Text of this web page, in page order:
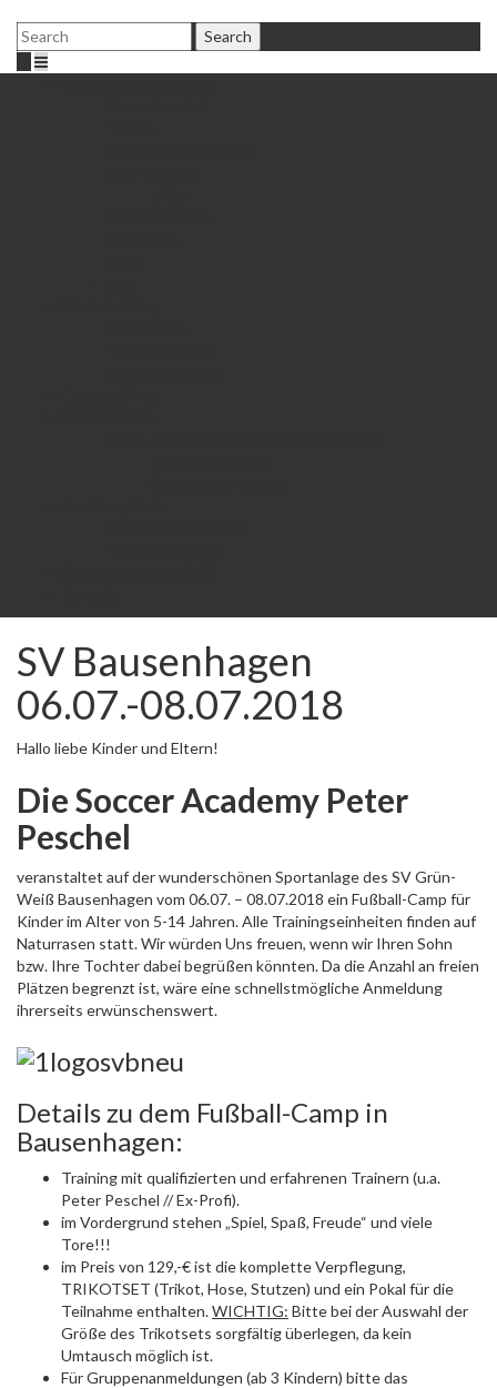
SV Bausenhagen
06.07.-08.07.2018
Hallo liebe Kinder und Eltern!
Die Soccer Academy Peter
Peschel
veranstaltet auf der wunderschönen Sportanlage des SV Grün-
Weiß Bausenhagen vom 06.07. – 08.07.2018 ein Fußball-Camp für
Kinder im Alter von 5-14 Jahren. Alle Trainingseinheiten finden auf
Naturrasen statt. Wir würden Uns freuen, wenn wir Ihren Sohn
bzw. Ihre Tochter dabei begrüßen könnten. Da die Anzahl an freien
Plätzen begrenzt ist, wäre eine schnellstmögliche Anmeldung
ihrerseits erwünschenswert.
Details zu dem Fußball-Camp in
Bausenhagen:
Training mit qualifizierten und erfahrenen Trainern (u.a.
Peter Peschel // Ex-Profi).
im Vordergrund stehen „Spiel, Spaß, Freude“ und viele
Tore!!!
im Preis von 129,-€ ist die komplette Verpflegung,
TRIKOTSET (Trikot, Hose, Stutzen) und ein Pokal für die
Teilnahme enthalten.WICHTIG: Bitte bei der Auswahl der
Größe des Trikotsets sorgfältig überlegen, da kein
Umtausch möglich ist.
Für Gruppenanmeldungen (ab 3 Kindern) bitte das